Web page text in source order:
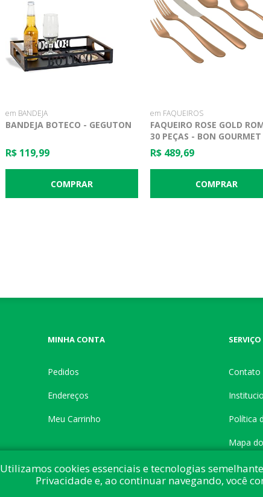
em BANDEJA
BANDEJA BOTECO - GEGUTON
R$ 119,99
em FAQUEIROS
FAQUEIRO ROSE GOLD
30 PEÇAS - BON GOURMET
R$ 489,69
MINHA CONTA
Pedidos
Endereços
Meu Carrinho
Contato
Política
Mapa
Utilizamos cookies essenciais e tecnologias
Privacidade e, ao continuar navegando, você